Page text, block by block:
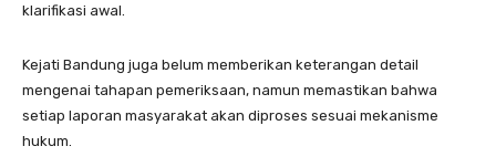
klarifikasi awal.
Kejati Bandung juga belum memberikan keterangan detail
mengenai tahapan pemeriksaan, namun memastikan bahwa
setiap laporan masyarakat akan diproses sesuai mekanisme
hukum.